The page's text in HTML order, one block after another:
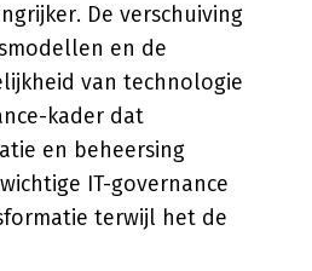
De verschuiving
en de
van technologie
kader dat
en beheersing
IT-governance
terwijl het de